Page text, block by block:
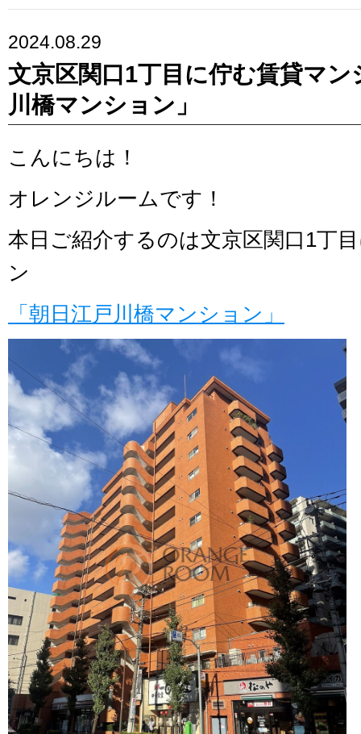
2024.08.29
文京区関口1丁目に佇む賃貸マ
川橋マンション」
こんにちは！
オレンジルームです！
本日ご紹介するのは文京区関口1丁
ン
「朝日江戸川橋マンション」